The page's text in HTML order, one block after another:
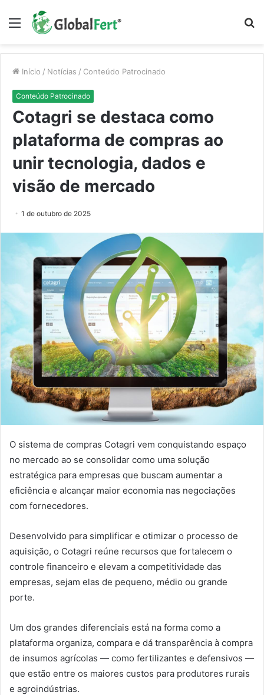
Menu
Início / Notícias / Conteúdo Patrocinado
Conteúdo Patrocinado
Cotagri se destaca como
plataforma de compras ao
unir tecnologia, dados e
visão de mercado
1 de outubro de 2025
O sistema de compras Cotagri vem conquistando espaço
no mercado ao se consolidar como uma solução
estratégica para empresas que buscam aumentar a
eficiência e alcançar maior economia nas negociações
com fornecedores.
Desenvolvido para simplificar e otimizar o processo de
aquisição, o Cotagri reúne recursos que fortalecem o
controle financeiro e elevam a competitividade das
empresas, sejam elas de pequeno, médio ou grande
porte.
Um dos grandes diferenciais está na forma como a
plataforma organiza, compara e dá transparência à compra
de insumos agrícolas — como fertilizantes e defensivos —
que estão entre os maiores custos para produtores rurais
e agroindústrias.